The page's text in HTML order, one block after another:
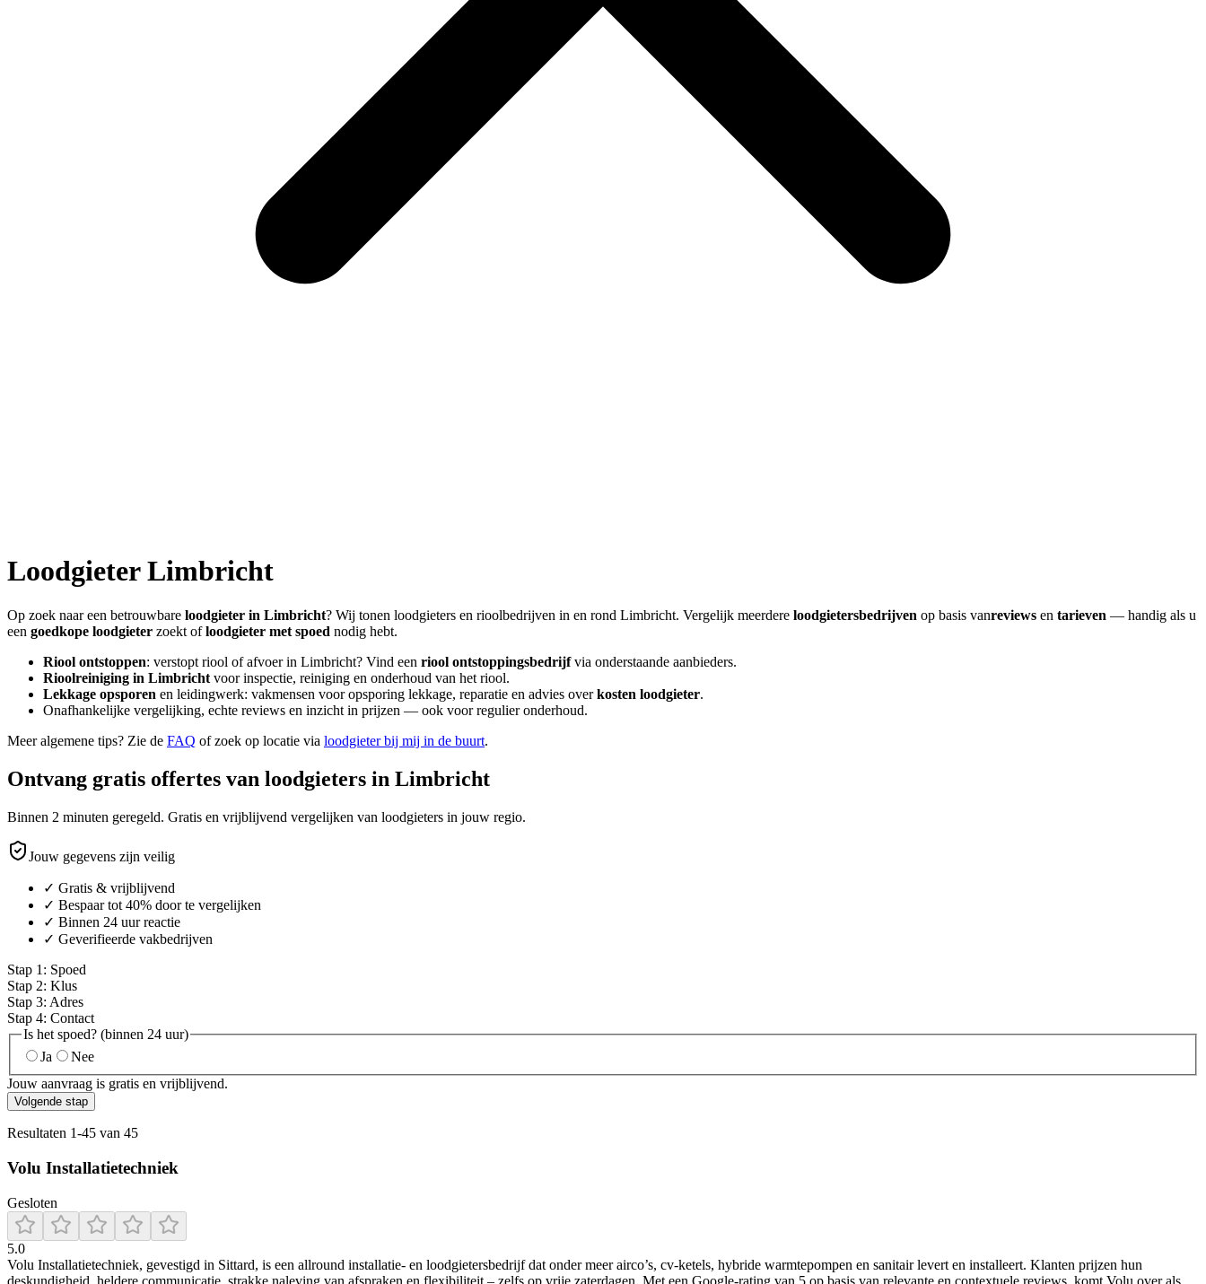
LoodgieterLimbricht
Op zoek naar een betrouwbare loodgieter in Limbricht? Wij tonen loodgieters en rioolbedrijven in en rond Limbricht. Vergelijk meerdere loodgietersbedrijven op basis vanreviews en tarieven — handig als u
een goedkope loodgieter zoekt ofloodgieter met spoed nodig hebt.
Riool ontstoppen: verstopt riool of afvoer in Limbricht? Vind een riool ontstoppingsbedrijfvia onderstaande aanbieders.
Rioolreiniging in Limbricht voor inspectie, reiniging en onderhoud van het riool.
Lekkage opsporen en leidingwerk: vakmensen voor opsporing lekkage, reparatie en advies overkosten loodgieter.
Onafhankelijke vergelijking, echte reviews en inzicht in prijzen — ook voor regulier onderhoud.
Meer algemene tips? Zie de FAQ of zoek op locatie via loodgieter bij mij in de buurt.
Ontvang gratis offertes van loodgieters in Limbricht
Binnen 2 minuten geregeld. Gratis en vrijblijvend vergelijken van loodgieters in jouw regio.
Jouw gegevens zijn veilig
✓ Gratis & vrijblijvend
✓ Bespaar tot 40% door te vergelijken
✓ Binnen 24 uur reactie
✓ Geverifieerde vakbedrijven
Stap 1 : Spoed
Stap 2: Klus
Stap 3: Adres
Stap 4: Contact
Is het spoed? (binnen 24 uur)
Ja
Nee
Jouw aanvraag is gratis en vrijblijvend.
Volgende stap
Resultaten 1-45 van 45
Volu Installatietechniek
Gesloten
5.0
Volu Installatietechniek, gevestigd in Sittard, is een allround installatie- en loodgietersbedrijf dat onder meer airco’s, cv-ketels, hybride warmtepompen en sanitair levert en installeert. Klanten prijzen hun
deskundigheid, heldere communicatie, strakke naleving van afspraken en flexibiliteit – zelfs op vrije zaterdagen. Met een Google-rating van 5 op basis van relevante en contextuele reviews, komt Volu over als